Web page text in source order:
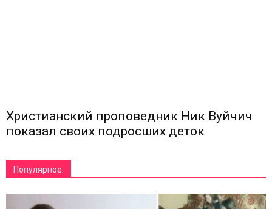
Христианский проповедник Ник Вуйчич
показал своих подросших деток
Популярное: